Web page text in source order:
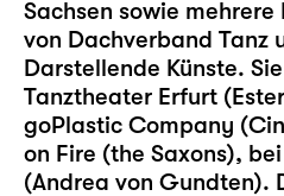
Sachsen sowie
von Dachverband Tanz
Darstellende Künste.
Tanztheater Erfurt
goPlastic Company
on Fire (the Saxons),
(Andrea von Gundten).